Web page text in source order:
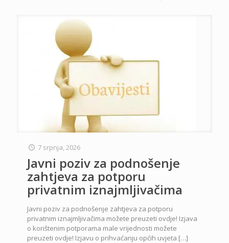
7 srpnja, 2026
Javni poziv za podnošenje
zahtjeva za potporu
privatnim iznajmljivačima
Javni poziv za podnošenje zahtjeva za potporu
privatnim iznajmljivačima možete preuzeti ovdje! Izjava
o korištenim potporama male vrijednosti možete
preuzeti ovdje! Izjavu o prihvaćanju općih uvjeta […]